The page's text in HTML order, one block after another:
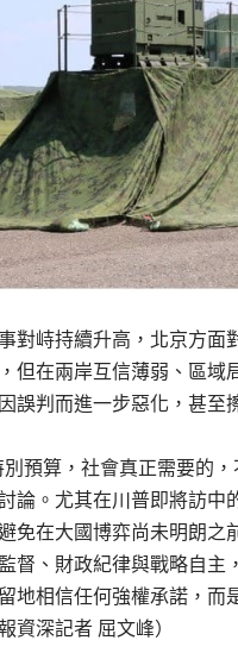
對峙持續升高，北京方
但在兩岸互信薄弱、區
誤判而進一步惡化，甚
預算，社會真正需要的
論。尤其在川普即將訪
免在大國博弈尚未明朗之
督、財政紀律與戰略自
地相信任何強權承諾，
資深記者 屈文峰）